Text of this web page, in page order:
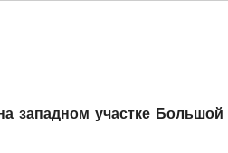
западном участке